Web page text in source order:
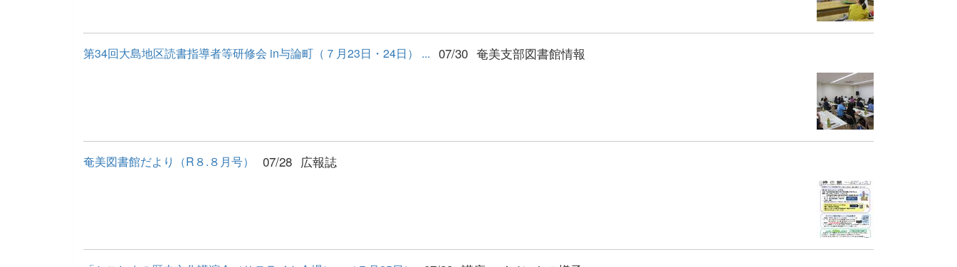
第34回大島地区読書指導者等研修会 in与論町（７月23日・24日） ... 07/30 奄美支部図書館情報
奄美図書館だより（R８.８月号） 07/28 広報誌